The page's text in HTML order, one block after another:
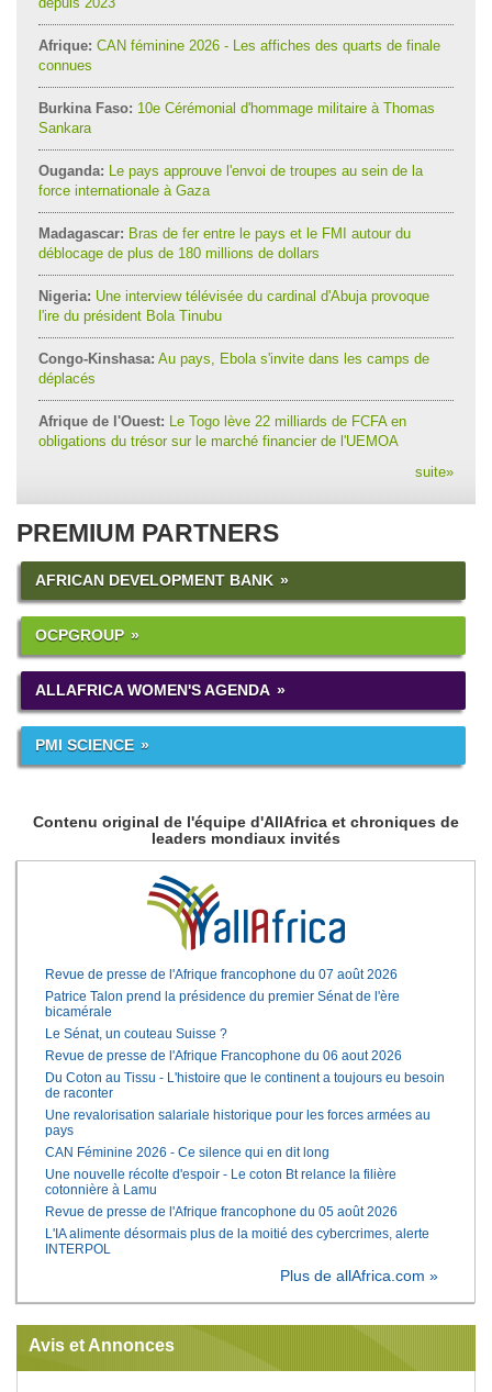
Afrique: CAN féminine 2026 - Les affiches des quarts de finale
connues
Burkina Faso: 10e Cérémonial d'hommage militaire à Thomas
Sankara
Ouganda: Le pays approuve l'envoi de troupes au sein de la
force internationale à Gaza
Madagascar: Bras de fer entre le pays et le FMI autour du
déblocage de plus de 180 millions de dollars
Nigeria: Une interview télévisée du cardinal d'Abuja provoque
l'ire du président Bola Tinubu
Congo-Kinshasa: Au pays, Ebola s'invite dans les camps de
déplacés
Afrique de l'Ouest: Le Togo lève 22 milliards de FCFA en
obligations du trésor sur le marché financier de l'UEMOA
suite»
PREMIUM PARTNERS
AFRICAN DEVELOPMENT BANK
OCPGROUP
ALLAFRICA WOMEN'S AGENDA
PMI SCIENCE
Contenu original de l'équipe d'AllAfrica et chroniques de
leaders mondiaux invités
Revue de presse de l'Afrique francophone du 07 août 2026
Patrice Talon prend la présidence du premier Sénat de l'ère
bicamérale
Le Sénat, un couteau Suisse ?
Revue de presse de l'Afrique Francophone du 06 aout 2026
Du Coton au Tissu - L'histoire que le continent a toujours eu besoin
de raconter
Une revalorisation salariale historique pour les forces armées au
pays
CAN Féminine 2026 - Ce silence qui en dit long
Une nouvelle récolte d'espoir - Le coton Bt relance la filière
cotonnière à Lamu
Revue de presse de l'Afrique francophone du 05 août 2026
L'IA alimente désormais plus de la moitié des cybercrimes, alerte
INTERPOL
Plus de allAfrica.com »
Avis et Annonces